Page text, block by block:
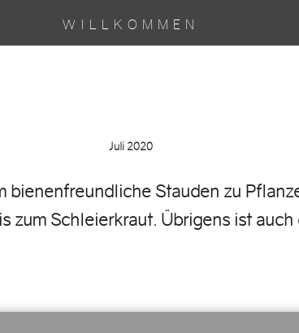
WILLKOMMEN
Juli 2020
Stauden zu
zum Schleierkraut. Übrigens ist